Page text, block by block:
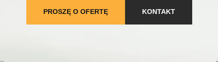
PROSZĘ O OFERTĘ KONTAKT